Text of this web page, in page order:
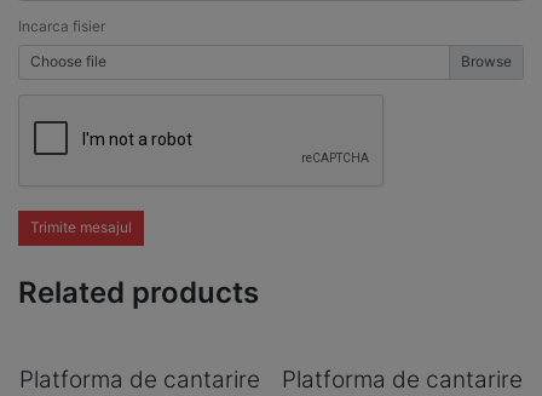
Incarca fisier
Choose file
Trimite mesajul
Related products
Platforma de cantarire
Platforma de cantarire